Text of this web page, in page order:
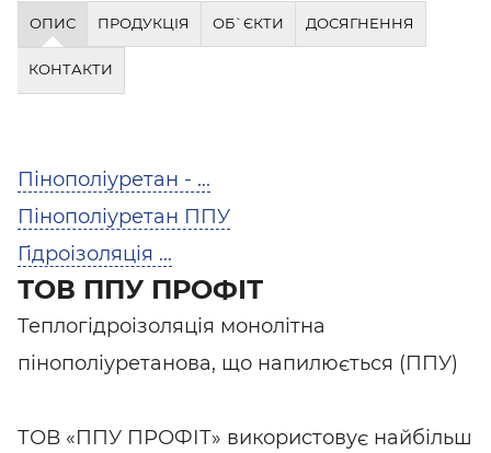
ОПИС ПРОДУКЦІЯ ОБ`ЄКТИ ДОСЯГНЕННЯ
КОНТАКТИ
Пінополіуретан - ...
Пінополіуретан ППУ
Гідроізоляція ...
ТОВ ППУ ПРОФІТ
Теплогідроізоляція монолітна
пінополіуретанова, що напилюється (ППУ)
ТОВ «ППУ ПРОФІТ» використовує найбільш